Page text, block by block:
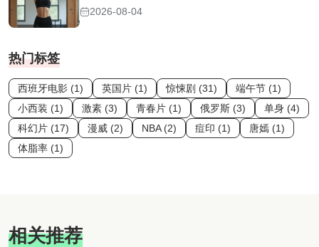
2026-08-04
热门标签
西班牙电影 (1) 英国片 (1) 惊悚剧 (31)
端午节 (1)
小西装 (1)
激素 (3) 青春片 (1) 俄罗斯 (3)
单身 (4)
科幻片 (17)
漫威 (2) NBA (2) 痘印 (1)
唐嫣 (1)
体脂率 (1)
相关推荐